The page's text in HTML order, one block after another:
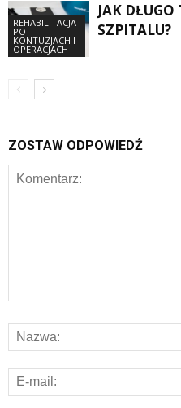
REHABILITACJA
PO
KONTUZJACH I
OPERACJACH
JAK
SZPITALU?
ZOSTAW ODPOWIEDŹ